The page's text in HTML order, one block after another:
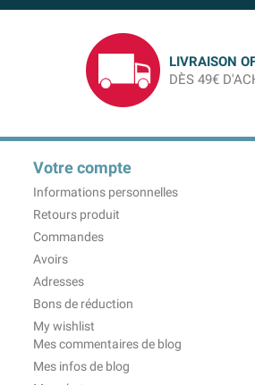
LIVRAISON
DÈS 49€
Votre compte
Informations personnelles
Retours produit
Commandes
Avoirs
Adresses
Bons de réduction
My wishlist
Mes commentaires de blog
Mes infos de blog